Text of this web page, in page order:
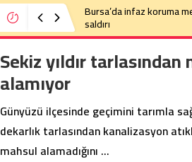
Bursa’da cadde
Sekiz yıldır
alamıyor
Günyüzü ilçesinde geçimini tarımla
dekarlık tarlasından kanalizasyon
mahsul alamadığını …